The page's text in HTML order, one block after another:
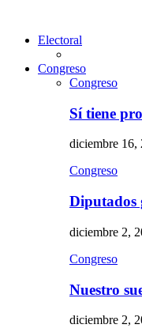
Electoral
Congreso
Congreso
Sí tiene
diciembre 16,
Congreso
diciembre 2,
Congreso
Nuestro
diciembre 2,